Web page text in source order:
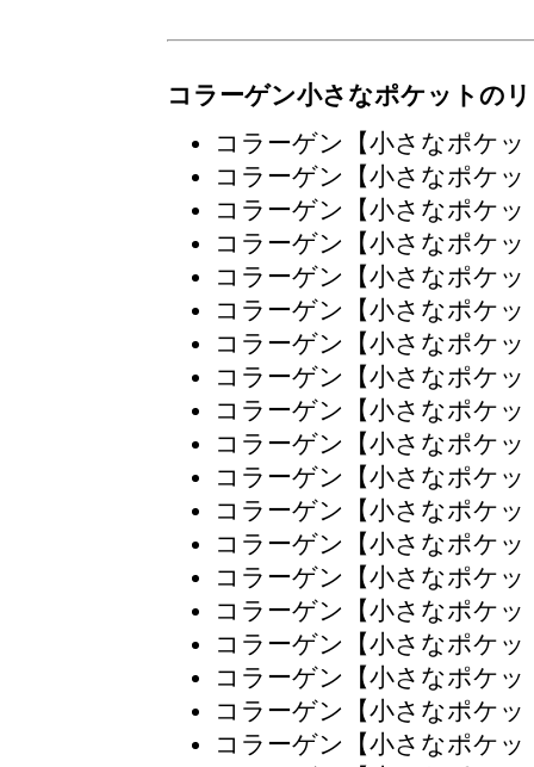
コラーゲン小さなポケットの
コラーゲン【小さなポケ
コラーゲン【小さなポケ
コラーゲン【小さなポケ
コラーゲン【小さなポケ
コラーゲン【小さなポケ
コラーゲン【小さなポケ
コラーゲン【小さなポケ
コラーゲン【小さなポケ
コラーゲン【小さなポケ
コラーゲン【小さなポケ
コラーゲン【小さなポケ
コラーゲン【小さなポケ
コラーゲン【小さなポケ
コラーゲン【小さなポケ
コラーゲン【小さなポケッ
コラーゲン【小さなポケ
コラーゲン【小さなポケ
コラーゲン【小さなポケ
コラーゲン【小さなポケ